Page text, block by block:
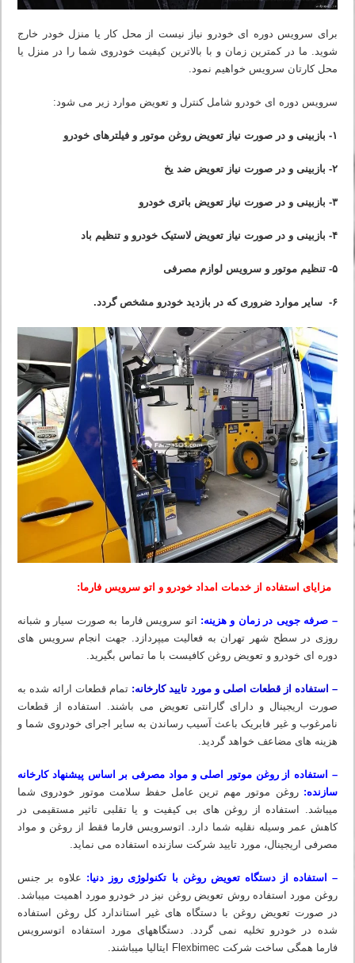
برای سرویس دوره ای خودرو نیاز نیست از محل کار یا منزل خودر خارج
شوید. ما در کمترین زمان و با بالاترین کیفیت خودروی شما را در منزل یا
محل کارتان سرویس خواهیم نمود.
سرویس دوره ای خودرو شامل کنترل و تعویض موارد زیر می شود:
۱- بازبینی و در صورت نیاز تعویض روغن موتور و فیلترهای خودرو
۲- بازبینی و در صورت نیاز تعویض ضد یخ
۳- بازبینی و در صورت نیاز تعویض باتری خودرو
۴- بازبینی و در صورت نیاز تعویض لاستیک خودرو و تنظیم باد
۵- تنظیم موتور و سرویس لوازم مصرفی
۶- سایر موارد ضروری که در بازدید خودرو مشخص گردد.
مزایای استفاده از خدمات امداد خودرو و اتو سرویس فارما:
– صرفه جویی در زمان و هزینه: اتو سرویس فارما به صورت سیار و شبانه
روزی در سطح شهر تهران به فعالیت میپردازد. جهت انجام سرویس های
دوره ای خودرو و تعویض روغن کافیست با ما تماس بگیرید.
– استفاده از قطعات اصلی و مورد تایید کارخانه: تمام قطعات ارائه شده به
صورت اریجینال و دارای گارانتی تعویض می باشند. استفاده از قطعات
نامرغوب و غیر فابریک باعث آسیب رساندن به سایر اجرای خودروی شما و
هزینه های مضاعف خواهد گردید.
– استفاده از روغن موتور اصلی و مواد مصرفی بر اساس پیشنهاد کارخانه
سازنده: روغن موتور مهم ترین عامل حفظ سلامت موتور خودروی شما
میباشد. استفاده از روغن های بی کیفیت و یا تقلبی تاثیر مستقیمی در
کاهش عمر وسیله نقلیه شما دارد. اتوسرویس فارما فقط از روغن و مواد
مصرفی اریجینال، مورد تایید شرکت سازنده استفاده می نماید.
– استفاده از دستگاه تعویض روغن با تکنولوژی روز دنیا: علاوه بر جنس
روغن مورد استفاده روش تعویض روغن نیز در خودرو مورد اهمیت میباشد.
در صورت تعویض روغن با دستگاه های غیر استاندارد کل روغن استفاده
شده در خودرو تخلیه نمی گردد. دستگاه‏های مورد استفاده اتوسرویس
فارما همگی ساخت شرکت Flexbimec ایتالیا میباشند.